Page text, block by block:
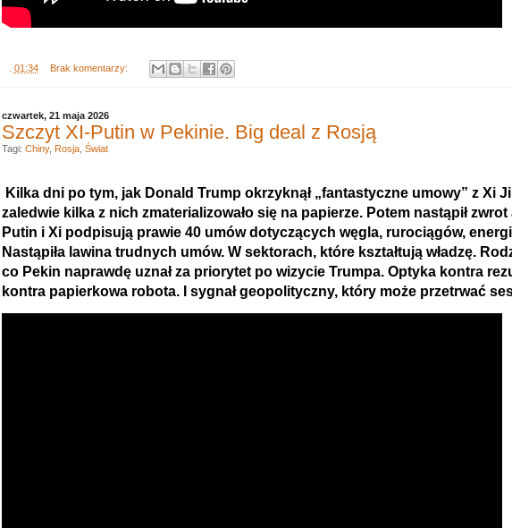
01:34 Brak komentarzy:
czwartek, 21 maja 2026
Szczyt XI-Putin w Pekinie. Big deal z Rosją
Kilka dni po tym, jak Donald Trump okrzyknął „fantastyczne umowy” z Xi
zaledwie kilka z nich zmaterializowało się na papierze. Potem nastąpił zwrot
Putin i Xi podpisują prawie 40 umów dotyczących węgla, rurociągów,
Nastąpiła lawina trudnych umów. W sektorach, które kształtują władzę.
co Pekin naprawdę uznał za priorytet po wizycie Trumpa. Optyka kontra
kontra papierkowa robota. I sygnał geopolityczny, który może przetrwać
Tagi: Chiny, Rosja, Świat